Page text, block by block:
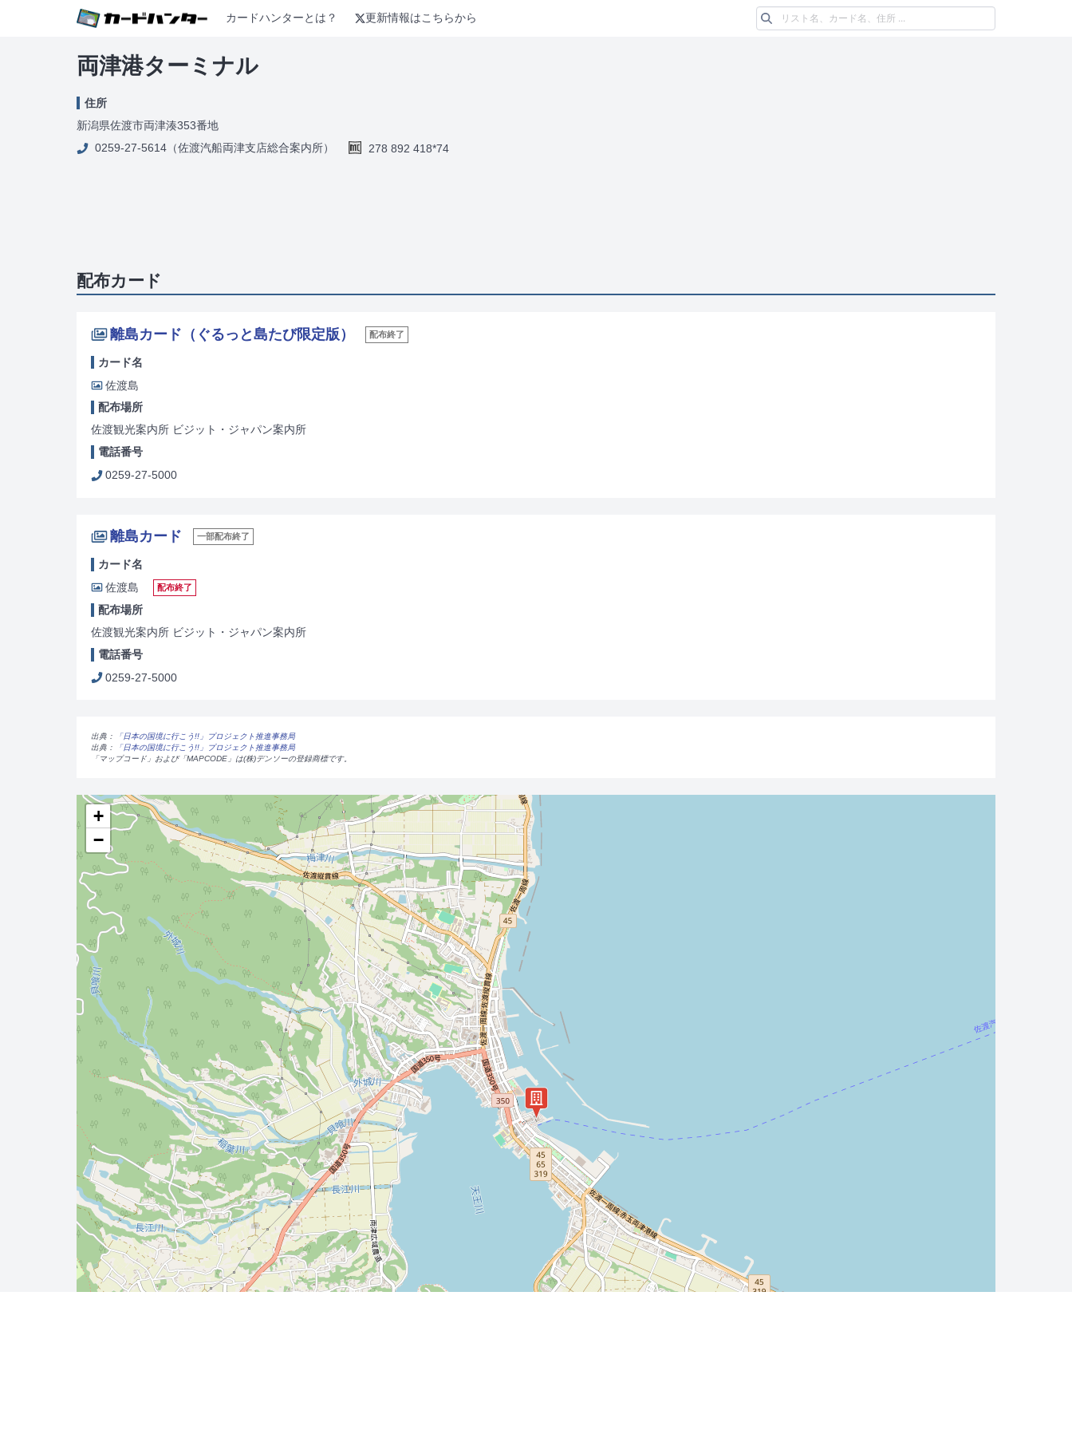
カードハンターとは？ 更新情報はこちらから
両津港ターミナル
住所
新潟県佐渡市両津湊353番地
0259-27-5614（佐渡汽船両津支店総合案内所）
278 892 418*74
配布カード
離島カード（ぐるっと島たび限定版） 配布終了
カード名
佐渡島
配布場所
佐渡観光案内所 ビジット・ジャパン案内所
電話番号
0259-27-5000
離島カード 一部配布終了
カード名
佐渡島
配布終了
配布場所
佐渡観光案内所 ビジット・ジャパン案内所
電話番号
0259-27-5000
出典：
「日本の国境に行こう!!」プロジェクト推進事務局
出典：
「日本の国境に行こう!!」プロジェクト推進事務局
「マップコード」および「MAPCODE」は(株)デンソーの登録商標です。
+
−